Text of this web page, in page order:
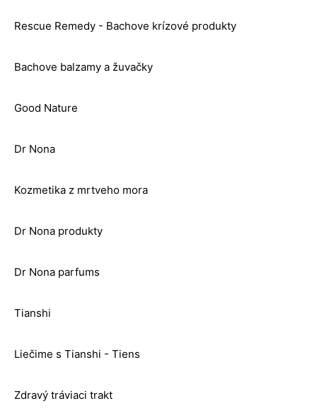
Rescue Remedy - Bachove krízové produkty
Bachove balzamy a žuvačky
Good Nature
Dr Nona
Kozmetika z mrtveho mora
Dr Nona produkty
Dr Nona parfums
Tianshi
Liečime s Tianshi - Tiens
Zdravý tráviaci trakt